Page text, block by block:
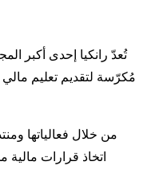
تُعدّ رانكيا إحدى أكبر
مُكرّسة لتقديم تعليم
من خلال فعالياتها
اتخاذ قرارات